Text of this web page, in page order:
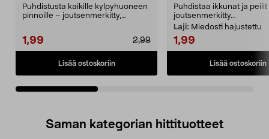
Puhdistusta kaikille kylpyhuoneen
pinnoille – joutsenmerkitty,
2,99
1,99
Lisää ostoskoriin
Puhdistaa ikkunat ja peilit
joutsenmerkitty...
Laji: Miedosti hajustettu
1,99
Lisää ostoskoriin
Saman kategorian hittituotteet